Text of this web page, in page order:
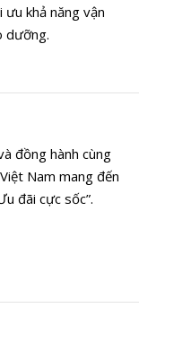
khả năng vận
dưỡng.
đồng hành cùng
Nam mang đến
đãi cực sốc”.